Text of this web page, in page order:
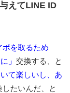
えてLINE ID
ポを取るため
」 交換する、と
いて楽しいし、あ
したいんだ、と